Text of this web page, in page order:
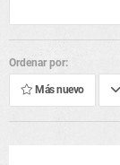
Ordenar por:
Más nuevo